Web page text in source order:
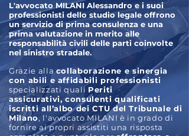
L'avvocato MILANI Alessandro e i suoi
professionisti dello studio legale offrono
un servizio di prima consulenza e una
prima valutazione in merito alle
responsabilità civili delle parti coinvolte
nel sinistro stradale.
Grazie alla collaborazione e sinergia
con abili e affidabili professionisti
specializzati quali Periti
assicurativi,consulenti qualificati
iscritti all’albo dei CTU del Tribunale di
Milano, l'avvocato MILANI è in grado di
fornire ai propri assistiti una risposta